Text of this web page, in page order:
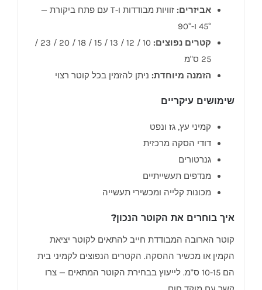
אביזרים:
זוויות מבודדות ו-T עם פתח ביקורת —
45° ו-90°
קטרים נפוצים:
10 / 12 / 13 / 15 / 18 / 20 / 23 /
25 ס"מ
הזמנה מיוחדת: ניתן להזמין בכל קוטר רצוי
שימושים עיקריים
קמיני עץ, גז ונפט
דודי הסקה מרכזית
גנרטורים
מנדפים תעשייתיים
מכונות קלייה ומכשירי תעשייה
איך בוחרים את הקוטר הנכון?
קוטר הארובה המבודדת חייב להתאים לקוטר יציאת
הקמין או מכשיר ההסקה. הקטרים הנפוצים לקמיני בית
הם 10-15 ס"מ. לייעוץ בבחירת הקוטר המתאים — צרו